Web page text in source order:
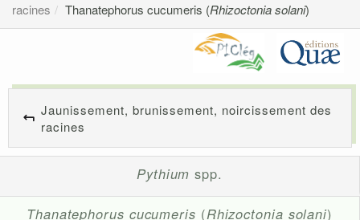
racines
Thanatephorus cucumeris (Rhizoctonia solani)
Jaunissement, brunissement, noircissement des
racines
Pythium spp.
Thanatephorus cucumeris (Rhizoctonia solani)